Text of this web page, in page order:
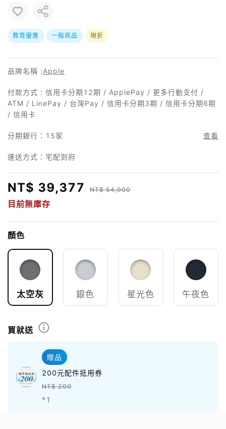
教育優惠 一般商品 現折
品牌名稱 :Apple
付款方式 : 信用卡分期12期 / ApplePay / 更多行動支付 /
ATM / LinePay / 台灣Pay / 信用卡分期3期 / 信用卡分期6期
/ 信用卡
分期銀行： 15家 查看
運送方式：宅配到府
NT$ 39,377 NT$ 54,900
目前無庫存
顏色
太空灰 銀色 星光色 午夜色
買就送
贈品
200元配件抵用券
NT$ 200
*1